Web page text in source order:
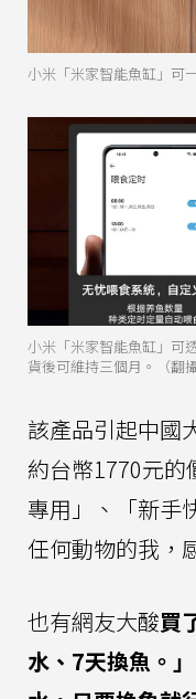
小米「米家智能魚缸」可
小米「米家智能魚缸」可
貨後可維持三個月。（翻
該產品引起中國
約台幣1770元的
專用」、「新手
任何動物的我，
也有網友大酸買
水、7天換魚。